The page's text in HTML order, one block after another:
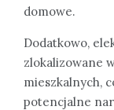
domowe.
Dodatkowo,
zlokalizowane
mieszkalnych,
potencjalne